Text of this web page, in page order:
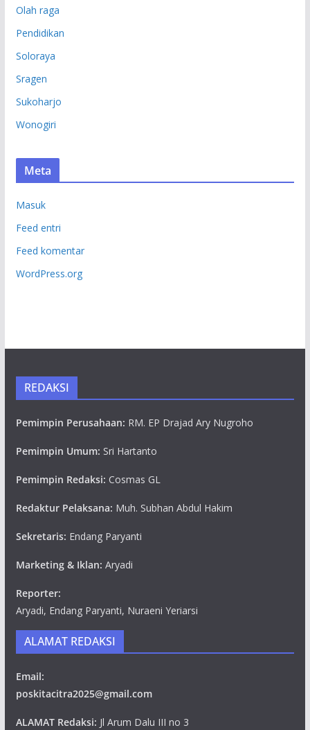
Olah raga
Pendidikan
Soloraya
Sragen
Sukoharjo
Wonogiri
Meta
Masuk
Feed entri
Feed komentar
WordPress.org
REDAKSI
Pemimpin Perusahaan: RM. EP Drajad Ary Nugroho
Pemimpin Umum: Sri Hartanto
Pemimpin Redaksi: Cosmas GL
Redaktur Pelaksana: Muh. Subhan Abdul Hakim
Sekretaris: Endang Paryanti
Marketing & Iklan: Aryadi
Reporter:
Aryadi, Endang Paryanti, Nuraeni Yeriarsi
ALAMAT REDAKSI
Email:
poskitacitra2025@gmail.com
ALAMAT Redaksi: Jl Arum Dalu III no 3